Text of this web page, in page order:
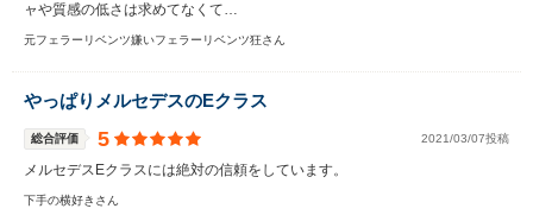
ャや質感の低さは求めてなくて…
元フェラーリベンツ嫌いフェラーリベンツ狂さん
やっぱりメルセデスのEクラス
総合評価 5 2021/03/07投稿
メルセデスEクラスには絶対の信頼をしています。
下手の横好きさん